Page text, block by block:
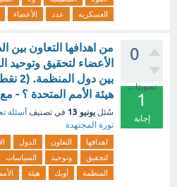
العسكريه
عدد الأعضاء
0
تصويتات
1
إجابة
من اهدافها التعاون بين
الأعضاء لتحقيق وتوحيد
بين دول
هيئة الأمم المتحدة ؟ -
سُئل يونيو 13 في تصنيف أسئلة
نورة المجتهدة
اهدافها التعاون الدول
لتحقيق
وتوحيد السياسات
المنظمة
أوبك هيئة الأمم